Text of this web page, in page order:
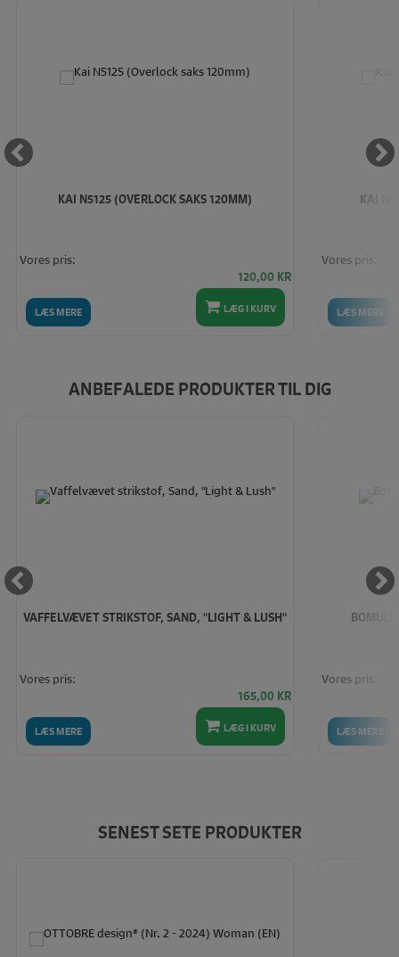
KAI N5125 (OVERLOCK SAKS 120MM)
LÆS MERE
Vores pris:
120,00 KR
LÆG I KURV
KAI
LÆS MERE
Vores pris:
ANBEFALEDE PRODUKTER TIL DIG
VAFFELVÆVET STRIKSTOF, SAND, "LIGHT & LUSH"
LÆS MERE
Vores pris:
165,00 KR
LÆG I KURV LÆS MERE
Vores pris:
SENEST SETE PRODUKTER